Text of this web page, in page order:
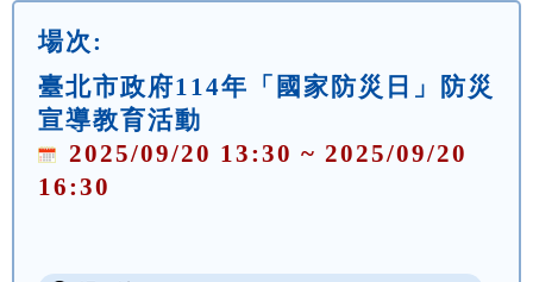
場次:
臺北市政府114年「國家防災日」防災
宣導教育活動
2025/09/20 13:30 ~ 2025/09/20
16:30